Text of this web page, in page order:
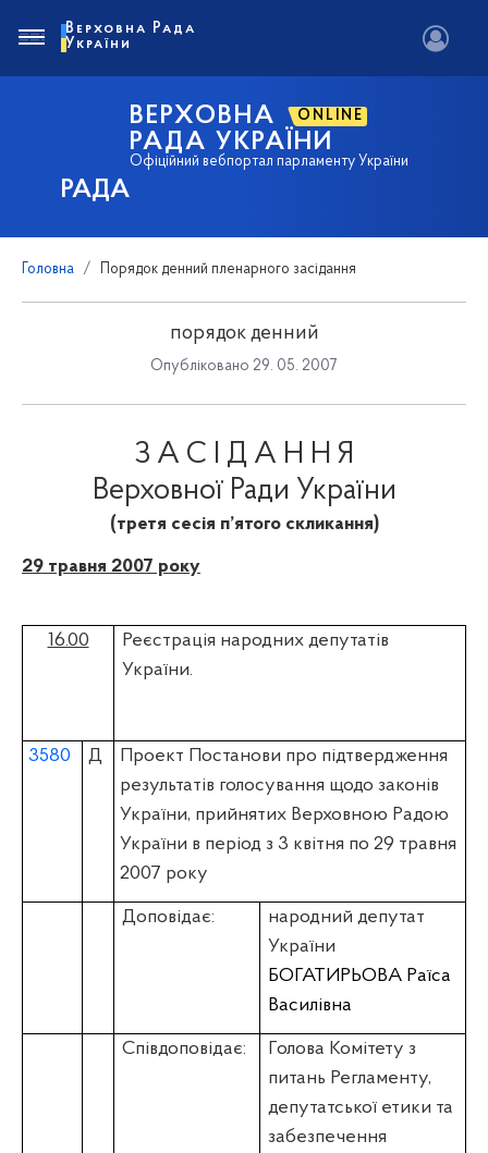
РАДА
ВЕРХОВНА ONLINE
РАДА УКРАЇНИ
Офіційний вебпортал парламенту України
Верховна Рада
України
Головна Порядок денний пленарного засідання
порядок денний
Опубліковано 29. 05. 2007
З А С І Д А Н Н Я
Верховної Ради України
(третя сесія п’ятого скликання)
29 травня 2007 року
16.00
Реєстрація народних депутатів
України.
3580 Д
Проект Постанови про підтвердження
результатів голосування щодо законів
України, прийнятих Верховною Радою
України в період з 3 квітня по 29 травня
2007 року
Доповідає:
народний депутат
України
БОГАТИРЬОВА Раїса
Василівна
Співдоповідає:
Голова Комітету з
питань Регламенту,
депутатської етики та
забезпечення